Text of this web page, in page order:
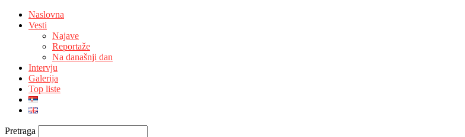
Naslovna
Vesti
Najave
Reportaže
Na današnji dan
Intervju
Galerija
Top liste
Pretraga